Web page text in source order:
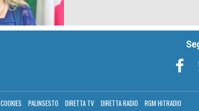
COOKIES PALINSESTO DIRETTA TV DIRETTA RADIO RGM HITRADIO